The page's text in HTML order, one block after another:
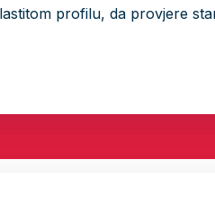
profilu, da provjere